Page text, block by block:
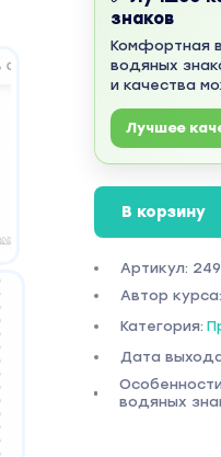
знаков
Комфортная
водяных
и качества
Лучшее
В корзину
Артикул:
Автор
Категория:
Дата
водяных